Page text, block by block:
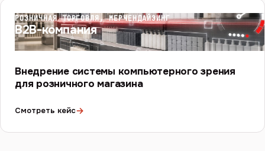
РОЗНИЧНАЯ ТОРГОВЛЯ, МЕРЧЕНДАЙЗИНГ
B2B-компания
Внедрение системы компьютерного зрения
для розничного магазина
Смотреть кейс→